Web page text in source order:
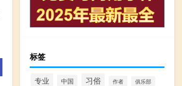
标签
专业 中国 习俗 作者 俱乐部